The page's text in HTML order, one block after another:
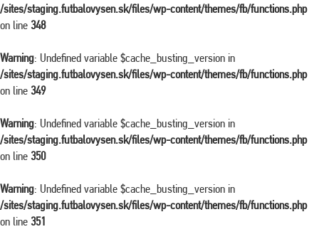
/sites/staging.futbalovysen.sk/files/wp-content/themes/fb/functions.php
on line 348
Warning: Undefined variable $cache_busting_version in
/sites/staging.futbalovysen.sk/files/wp-content/themes/fb/functions.php
on line 349
Warning: Undefined variable $cache_busting_version in
/sites/staging.futbalovysen.sk/files/wp-content/themes/fb/functions.php
on line 350
Warning: Undefined variable $cache_busting_version in
/sites/staging.futbalovysen.sk/files/wp-content/themes/fb/functions.php
on line 351